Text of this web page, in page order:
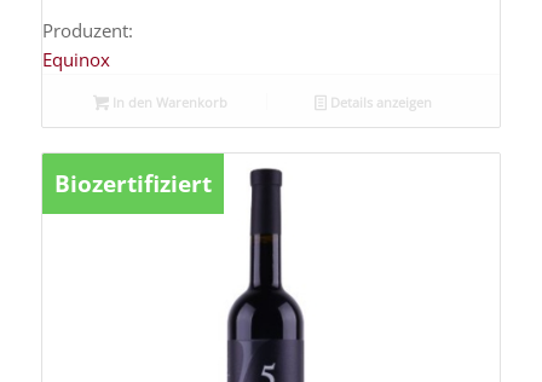
Produzent:
Equinox
In den Warenkorb Details anzeigen
Biozertifiziert